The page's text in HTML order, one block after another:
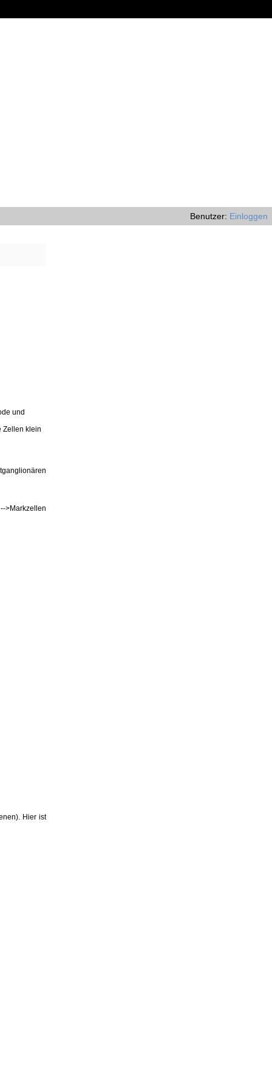
Benutzer: Einloggen
und
Zellen klein
>Markzellen
Hier ist